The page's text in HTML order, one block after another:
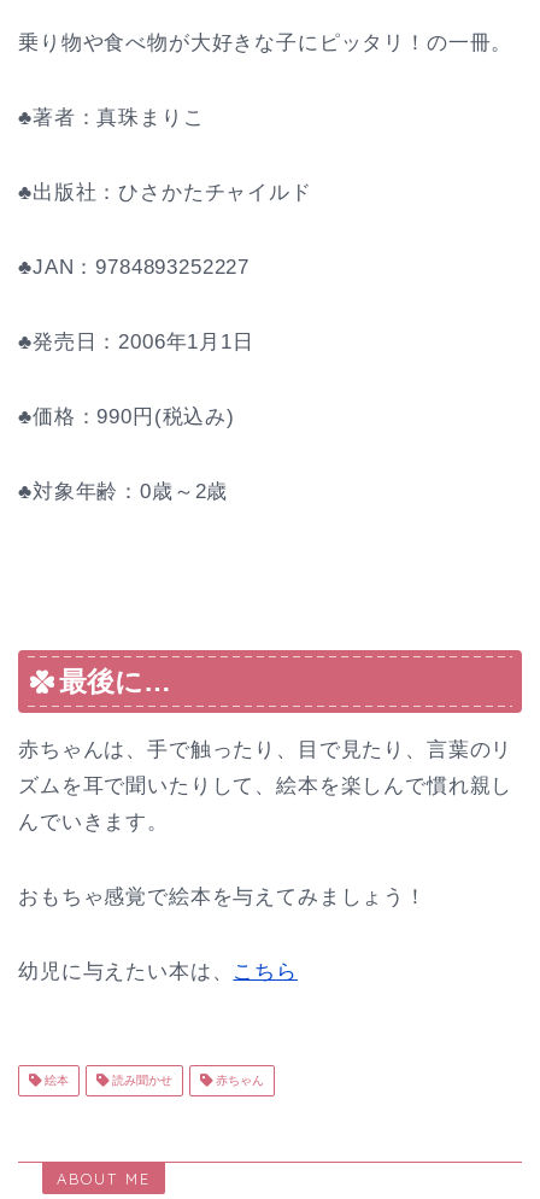
乗り物や食べ物が大好きな子にピッタリ！の一冊。
♣著者：真珠まりこ
♣出版社：ひさかたチャイルド
♣JAN：9784893252227
♣発売日：2006年1月1日
♣価格：990円(税込み)
♣対象年齢：0歳～2歳
最後に…
赤ちゃんは、手で触ったり、目で見たり、言葉のリ
ズムを耳で聞いたりして、絵本を楽しんで慣れ親し
んでいきます。
おもちゃ感覚で絵本を与えてみましょう！
幼児に与えたい本は、 こちら
絵本 読み聞かせ 赤ちゃん
ABOUT ME